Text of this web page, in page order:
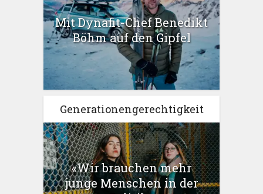
Mit Dynafit-Chef Benedikt
Böhm auf den Gipfel
Generationengerechtigkeit
«Wir brauchen mehr
junge Menschen in der